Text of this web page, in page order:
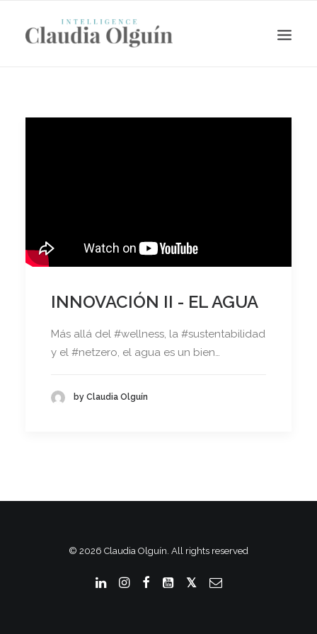
Search
INNOVACIÓN II - EL AGUA
Más allá del #wellness, la #sustentabilidad
y el #netzero, el agua es un bien…
by Claudia Olguín
© 2026 Claudia Olguín. All rights reserved